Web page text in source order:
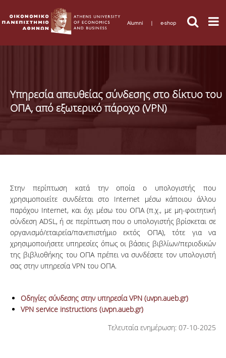
Alumni | e-shop
Υπηρεσία απευθείας σύνδεσης στο δίκτυο του
ΟΠΑ, από εξωτερικό πάροχο (VPN)
Στην περίπτωση κατά την οποία ο υπολογιστής που
χρησιμοποιείτε συνδέεται στο Internet μέσω κάποιου άλλου
παρόχου Internet, και όχι μέσω του ΟΠΑ (π.χ., με μη-φοιτητική
σύνδεση ADSL, ή σε περίπτωση που ο υπολογιστής βρίσκεται σε
οργανισμό/εταιρεία/πανεπιστήμιο εκτός ΟΠΑ), τότε για να
χρησιμοποιήσετε υπηρεσίες όπως οι βάσεις βιβλίων/περιοδικών
της βιβλιοθήκης του ΟΠΑ πρέπει να συνδέσετε τον υπολογιστή
σας στην υπηρεσία VPN του ΟΠΑ.
Οδηγίες σύνδεσης στην υπηρεσία VPN (uvpn.aueb.gr)
VPN service instructions (uvpn.aueb.gr)
Τελευταία ενημέρωση: 07-10-2025